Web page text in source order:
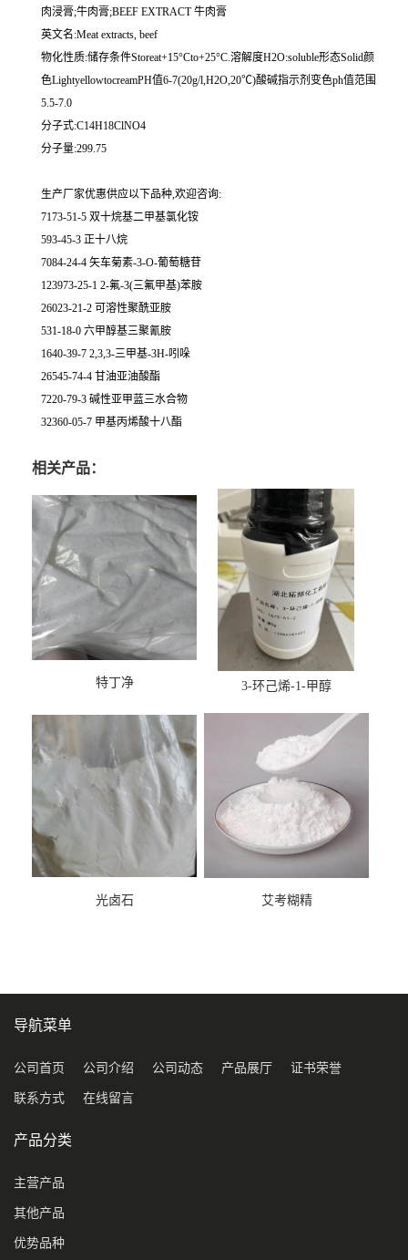
肉浸膏;牛肉膏;BEEF EXTRACT 牛肉膏
英文名:Meat extracts, beef
物化性质:储存条件Storeat+15°Cto+25°C.溶解度H2O:soluble形态Solid颜
色LightyellowtocreamPH值6-7(20g/l,H2O,20℃)酸碱指示剂变色ph值范围
5.5-7.0
分子式:C14H18ClNO4
分子量:299.75
生产厂家优惠供应以下品种,欢迎咨询:
7173-51-5 双十烷基二甲基氯化铵
593-45-3 正十八烷
7084-24-4 矢车菊素-3-O-葡萄糖苷
123973-25-1 2-氟-3(三氟甲基)苯胺
26023-21-2 可溶性聚酰亚胺
531-18-0 六甲醇基三聚氰胺
1640-39-7 2,3,3-三甲基-3H-吲哚
26545-74-4 甘油亚油酸酯
7220-79-3 碱性亚甲蓝三水合物
32360-05-7 甲基丙烯酸十八酯
相关产品：
特丁净 3-环己烯-1-甲醇
光卤石 艾考糊精
导航菜单
公司首页 公司介绍 公司动态 产品展厅 证书荣誉
联系方式 在线留言
产品分类
主营产品
其他产品
优势品种